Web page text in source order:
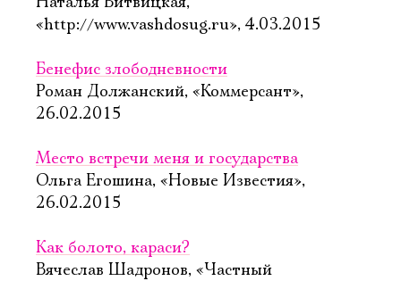
«http://www.vashdosug.ru», 4.03.2015
Бенефис злободневности
Роман Должанский, «Коммерсант»,
26.02.2015
Место встречи меня и государства
Ольга Егошина, «Новые Известия»,
26.02.2015
Как болото, караси?
Вячеслав Шадронов, «Частный